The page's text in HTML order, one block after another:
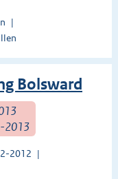
Bolsward
2013
2012